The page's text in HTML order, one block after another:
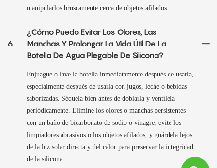
manipularlos bruscamente cerca de objetos afilados.
6
¿Cómo Puedo Evitar Los Olores, Las
Manchas Y Prolongar La Vida Útil De La
Botella De Agua Plegable De Silicona?
Enjuague o lave la botella inmediatamente después de usarla,
especialmente después de usarla con jugos, leche o bebidas
saborizadas. Séquela bien antes de doblarla y ventílela
periódicamente. Elimine los olores o manchas persistentes
con un baño de bicarbonato de sodio o vinagre, evite los
limpiadores abrasivos o los objetos afilados, y guárdela lejos
de la luz solar directa y del calor para preservar la integridad
de la silicona.